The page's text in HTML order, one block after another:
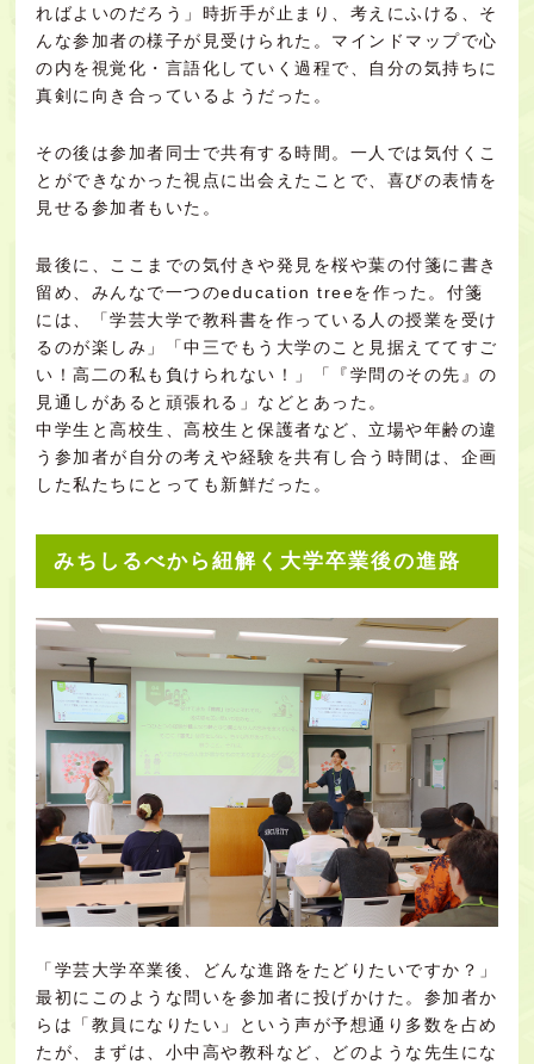
ればよいのだろう」時折手が止まり、考えにふける、そ
んな参加者の様子が見受けられた。マインドマップで心
の内を視覚化・言語化していく過程で、自分の気持ちに
真剣に向き合っているようだった。
その後は参加者同士で共有する時間。一人では気付くこ
とができなかった視点に出会えたことで、喜びの表情を
見せる参加者もいた。
最後に、ここまでの気付きや発見を桜や葉の付箋に書き
留め、みんなで一つのeducation treeを作った。付箋
には、「学芸大学で教科書を作っている人の授業を受け
るのが楽しみ」「中三でもう大学のこと見据えててすご
い！高二の私も負けられない！」「『学問のその先』の
見通しがあると頑張れる」などとあった。
中学生と高校生、高校生と保護者など、立場や年齢の違
う参加者が自分の考えや経験を共有し合う時間は、企画
した私たちにとっても新鮮だった。
みちしるべから紐解く大学卒業後の進路
「学芸大学卒業後、どんな進路をたどりたいですか？」
最初にこのような問いを参加者に投げかけた。参加者か
らは「教員になりたい」という声が予想通り多数を占め
たが、まずは、小中高や教科など、どのような先生にな